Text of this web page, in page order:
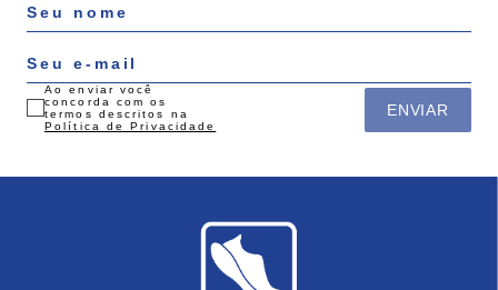
ENVIAR
Ao enviar você
concorda com os
termos descritos na
Política de Privacidade